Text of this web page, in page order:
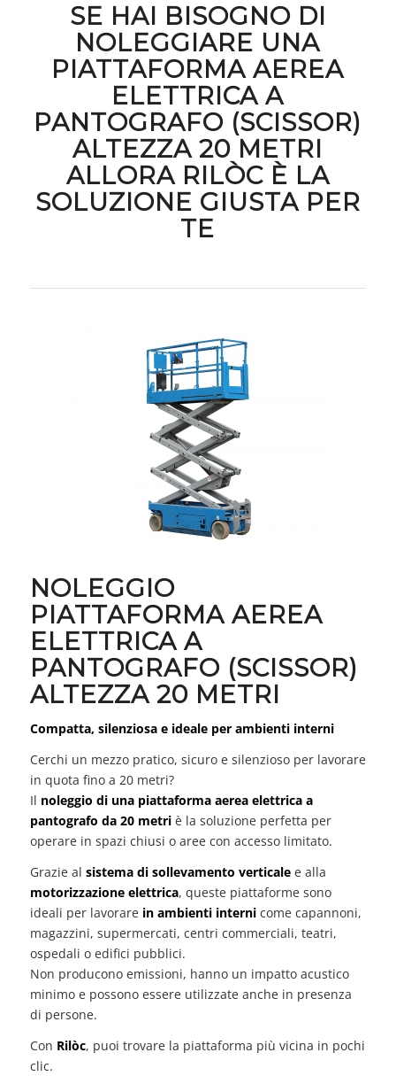
SE HAI BISOGNO DI
NOLEGGIARE UNA
PIATTAFORMA AEREA
ELETTRICA A
PANTOGRAFO (SCISSOR)
ALTEZZA 20 METRI
ALLORA RILÒC È LA
SOLUZIONE GIUSTA PER
TE
NOLEGGIO
PIATTAFORMA AEREA
ELETTRICA A
PANTOGRAFO (SCISSOR)
ALTEZZA 20 METRI
Compatta, silenziosa e ideale per ambienti interni
Cerchi un mezzo pratico, sicuro e silenzioso per lavorare
in quota fino a 20 metri?
Il noleggio di una piattaforma aerea elettrica a
pantografo da 20 metriè la soluzione perfetta per
operare in spazi chiusi o aree con accesso limitato.
Grazie al sistema di sollevamento verticalee alla
motorizzazione elettrica, queste piattaforme sono
ideali per lavorare in ambienti internicome capannoni,
magazzini, supermercati, centri commerciali, teatri,
ospedali o edifici pubblici.
Non producono emissioni, hanno un impatto acustico
minimo e possono essere utilizzate anche in presenza
di persone.
Con Rilòc, puoi trovare la piattaforma più vicina in pochi
clic.